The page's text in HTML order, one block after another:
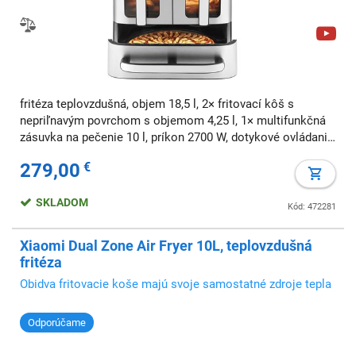
fritéza teplovzdušná, objem 18,5 l, 2× fritovací kôš s
nepriľnavým povrchom s objemom 4,25 l, 1× multifunkčná
zásuvka na pečenie 10 l, príkon 2700 W, dotykové ovládanie,
279,00 €
Kód: 472281
SKLADOM
Xiaomi Dual Zone Air Fryer 10L, teplovzdušná
fritéza
Obidva fritovacie koše majú svoje samostatné zdroje tepla
Odporúčame